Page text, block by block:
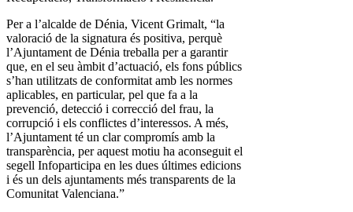
Per a l’alcalde de Dénia, Vicent Grimalt, “la
valoració de la signatura és positiva, perquè
l’Ajuntament de Dénia treballa per a garantir
que, en el seu àmbit d’actuació, els fons públics
s’han utilitzats de conformitat amb les normes
aplicables, en particular, pel que fa a la
prevenció, detecció i correcció del frau, la
corrupció i els conflictes d’interessos. A més,
l’Ajuntament té un clar compromís amb la
transparència, per aquest motiu ha aconseguit el
segell Infoparticipa en les dues últimes edicions
i és un dels ajuntaments més transparents de la
Comunitat Valenciana.”